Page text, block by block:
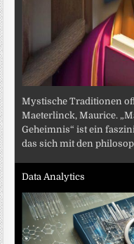
Mystische Traditionen
Maeterlinck, Maurice.
Geheimnis“ ist ein
das sich mit den
Data Analytics